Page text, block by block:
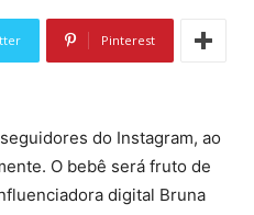
Pinterest
do Instagram, ao
O bebê será fruto de
digital Bruna